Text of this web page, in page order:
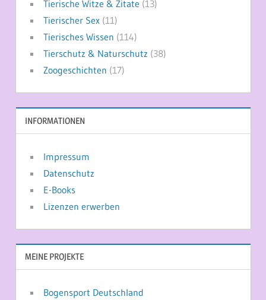
Tierische Witze & Zitate (13)
Tierischer Sex(11)
Tierisches Wissen (114)
Tierschutz & Naturschutz (38)
Zoogeschichten (17)
INFORMATIONEN
Impressum
Datenschutz
E-Books
Lizenzen erwerben
MEINE PROJEKTE
Bogensport Deutschland